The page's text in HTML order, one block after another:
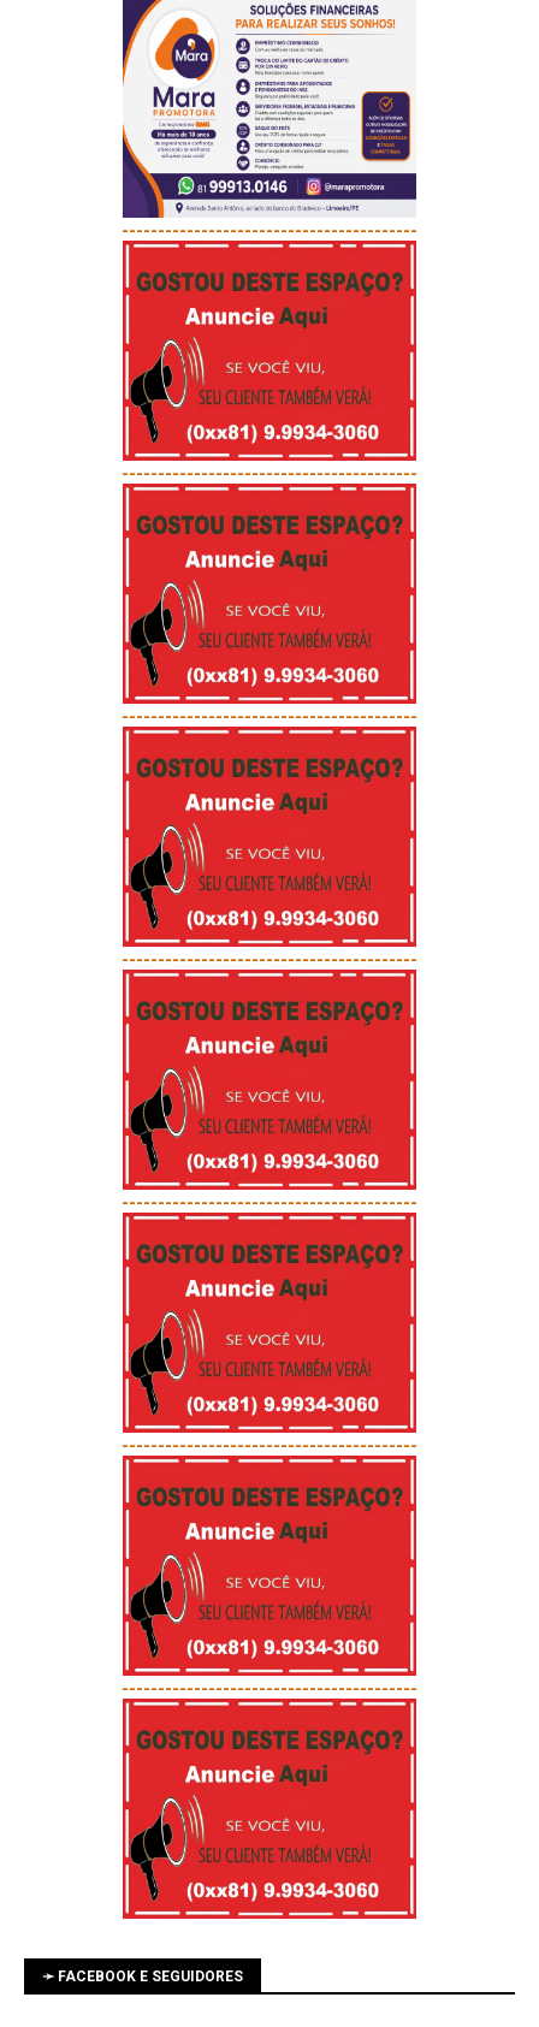
-----------------------------------------
-----------------------------------------
-----------------------------------------
-----------------------------------------
-----------------------------------------
-----------------------------------------
-----------------------------------------
➛ FACEBOOK E SEGUIDORES